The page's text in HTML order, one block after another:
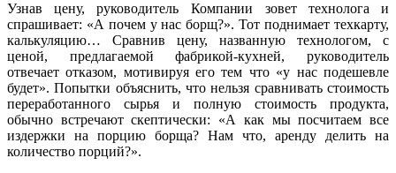
Узнав цену, руководитель Компании зовет технолога и
спрашивает: «А почем у нас борщ?». Тот поднимает техкарту,
калькуляцию… Сравнив цену, названную технологом, с
ценой, предлагаемой фабрикой-кухней, руководитель
отвечает отказом, мотивируя его тем что «у нас подешевле
будет». Попытки объяснить, что нельзя сравнивать стоимость
переработанного сырья и полную стоимость продукта,
обычно встречают скептически: «А как мы посчитаем все
издержки на порцию борща? Нам что, аренду делить на
количество порций?».